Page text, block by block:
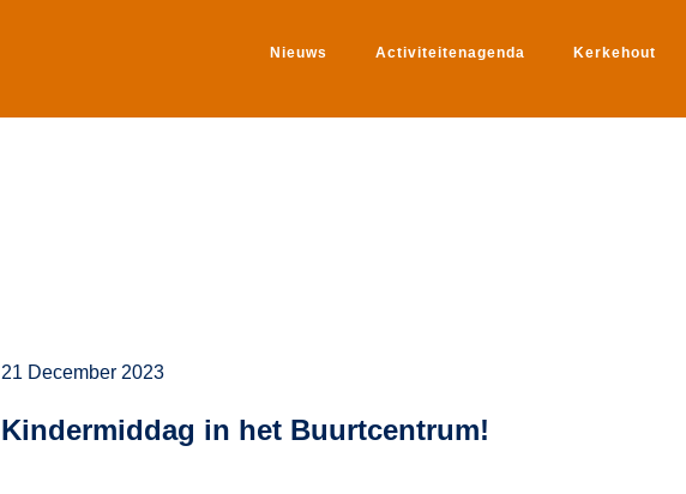
Nieuws Activiteitenagenda Kerkehout
21 December 2023
Kindermiddag in het Buurtcentrum!